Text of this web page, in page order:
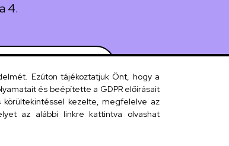
4.
Ezúton tájékoztatjuk Önt, hogy a
és beépítette a GDPR előírásait
kezelte, megfelelve az
az alábbi linkre kattintva olvashat